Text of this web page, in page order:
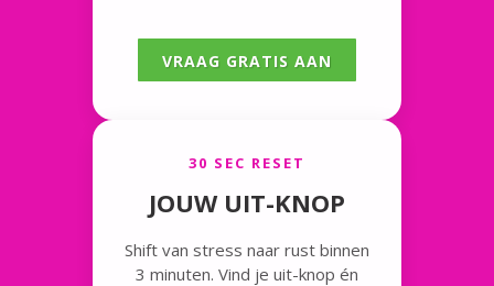
VRAAG GRATIS AAN
30 SEC RESET
JOUW UIT-KNOP
Shift van stress naar rust binnen
3 minuten. Vind je uit-knop én